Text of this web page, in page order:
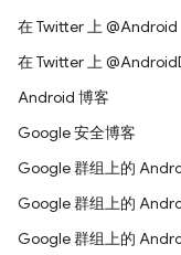
在 Twitter 上 @Android
在 Twitter 上
Android 博客
Google 安全博客
Google 群组上的
Google 群组上的
Google 群组上的